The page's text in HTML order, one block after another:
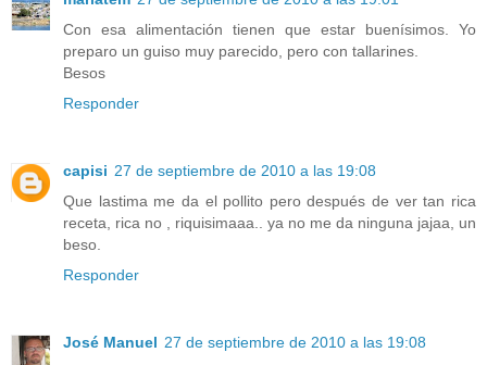
Con esa alimentación tienen que estar buenísimos. Yo
preparo un guiso muy parecido, pero con tallarines.
Besos
Responder
capisi 27 de septiembre de 2010 a las 19:08
Que lastima me da el pollito pero después de ver tan rica
receta, rica no , riquisimaaa.. ya no me da ninguna jajaa, un
beso.
Responder
José Manuel 27 de septiembre de 2010 a las 19:08